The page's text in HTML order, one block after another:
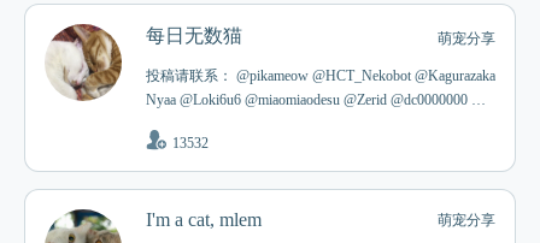
每日无数猫 萌宠分享
投稿请联系： @pikameow @HCT_Nekobot @Kagurazaka
Nyaa @Loki6u6 @miaomiaodesu @Zerid @dc0000000 @n
n @rice666 @marogatari @Youngtu @DurchNachtUndFlut
让我们打造一个全是猫的世界！ฅ^•ﻌ•^ฅ 喜欢狗狗的也
13532
I'm a cat, mlem 萌宠分享